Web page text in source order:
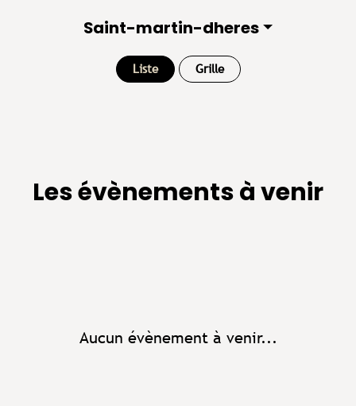
Saint-martin-dheres
Liste Grille
Les évènements à venir
Aucun évènement à venir...